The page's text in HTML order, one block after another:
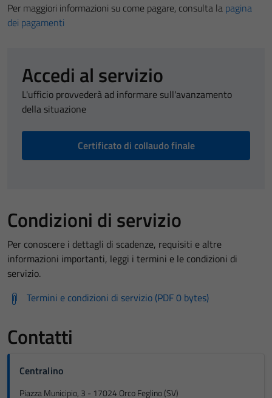
Per maggiori informazioni su come pagare, consulta la pagina
dei pagamenti
Accedi al servizio
L'ufficio provvederà ad informare sull'avanzamento
della situazione
Certificato di collaudo finale
Condizioni di servizio
Per conoscere i dettagli di scadenze, requisiti e altre
informazioni importanti, leggi i termini e le condizioni di
servizio.
Termini e condizioni di servizio (PDF 0 bytes)
Contatti
Centralino
Piazza Municipio, 3 - 17024 Orco Feglino (SV)